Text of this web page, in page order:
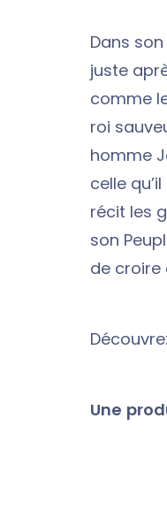
Dans
juste
comme
roi
homme
celle
récit les
son
de croire
Une